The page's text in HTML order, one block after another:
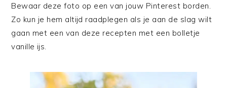
Bewaar deze foto op een van jouw Pinterest borden.
Zo kun je hem altijd raadplegen als je aan de slag wilt
gaan met een van deze recepten met een bolletje
vanille ijs.